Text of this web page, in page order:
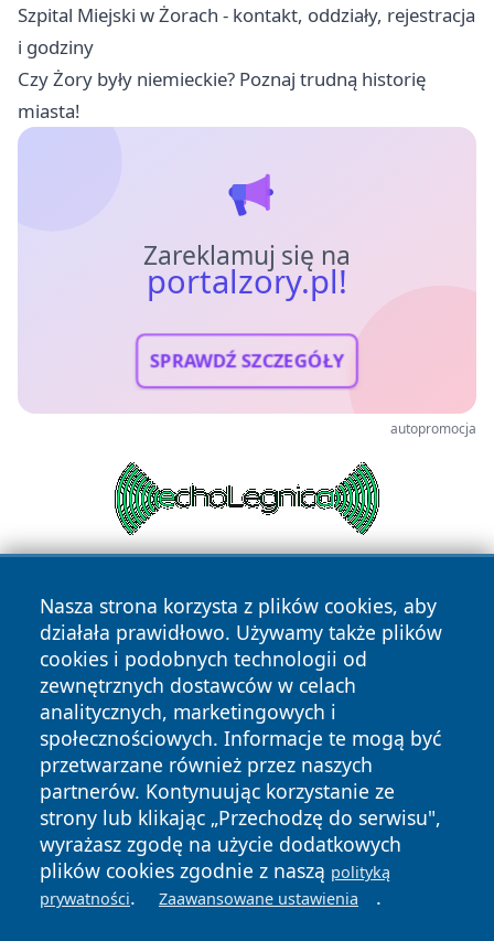
Szpital Miejski w Żorach - kontakt, oddziały, rejestracja
i godziny
Czy Żory były niemieckie? Poznaj trudną historię
miasta!
Zareklamuj się na
portalzory.pl!
SPRAWDŹ SZCZEGÓŁY
autopromocja
Nasza strona korzysta z plików cookies, aby
działała prawidłowo. Używamy także plików
cookies i podobnych technologii od
zewnętrznych dostawców w celach
analitycznych, marketingowych i
społecznościowych. Informacje te mogą być
przetwarzane również przez naszych
partnerów. Kontynuując korzystanie ze
strony lub klikając „Przechodzę do serwisu",
wyrażasz zgodę na użycie dodatkowych
plików cookies zgodnie z naszą polityką
prywatności. Zaawansowane ustawienia .
Copyright © 2026 portalzory.pl Wszystkie prawa zastrzeżone.
News Autorzy
Polityka
Prywatności
Polityka
Cookies